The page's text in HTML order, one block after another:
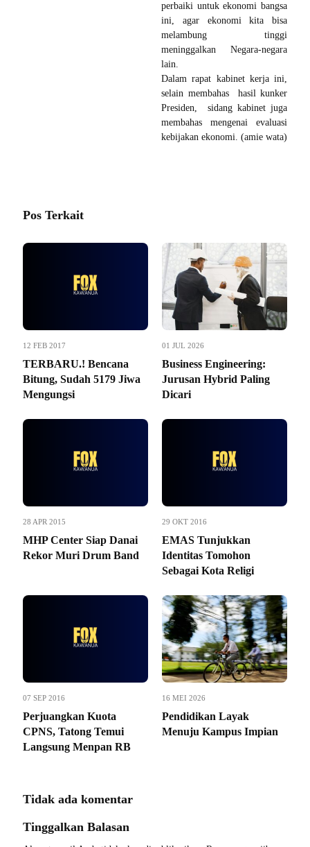
perbaiki untuk ekonomi bangsa
ini, agar ekonomi kita bisa
melambung tinggi
meninggalkan Negara-negara
lain.
Dalam rapat kabinet kerja ini,
selain membahas hasil kunker
Presiden, sidang kabinet juga
membahas mengenai evaluasi
kebijakan ekonomi. (amie wata)
Pos Terkait
12 FEB 2017
TERBARU.! Bencana
Bitung, Sudah 5179 Jiwa
Mengungsi
01 JUL 2026
Business Engineering:
Jurusan Hybrid Paling
Dicari
28 APR 2015
MHP Center Siap Danai
Rekor Muri Drum Band
29 OKT 2016
EMAS Tunjukkan
Identitas Tomohon
Sebagai Kota Religi
07 SEP 2016
Perjuangkan Kuota
CPNS, Tatong Temui
Langsung Menpan RB
16 MEI 2026
Pendidikan Layak
Menuju Kampus Impian
Tidak ada komentar
Tinggalkan Balasan